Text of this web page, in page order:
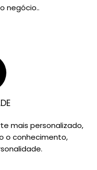
negócio..
mais personalizado,
o conhecimento,